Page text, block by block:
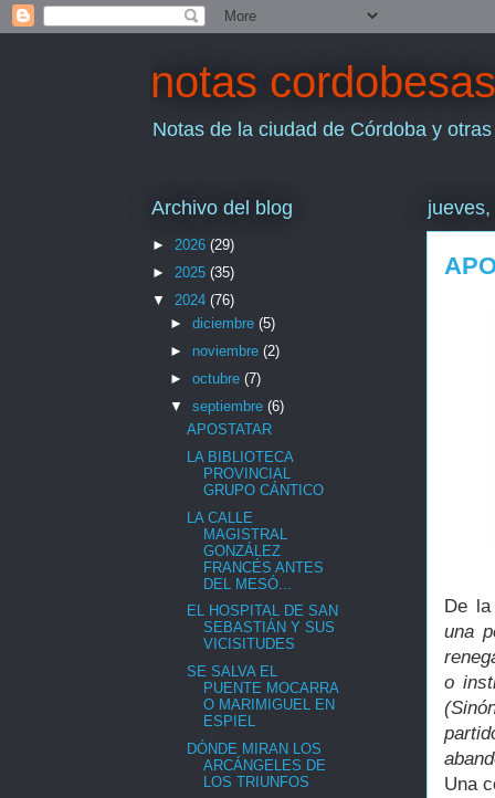
notas cordobesas
Notas de la ciudad de Córdoba y
De
una
o
Una
Archivo del blog
► 2026 (29)
► 2025 (35)
▼ 2024 (76)
► diciembre (5)
► noviembre (2)
► octubre (7)
▼ septiembre (6)
APOSTATAR
LA BIBLIOTECA
PROVINCIAL
GRUPO CÁNTICO
LA CALLE
MAGISTRAL
GONZÁLEZ
FRANCÉS ANTES
DEL MESÓ...
EL HOSPITAL DE SAN
SEBASTIÁN Y SUS
VICISITUDES
SE SALVA EL
PUENTE MOCARRA
O MARIMIGUEL EN
ESPIEL
DÓNDE MIRAN LOS
ARCÁNGELES DE
LOS TRIUNFOS